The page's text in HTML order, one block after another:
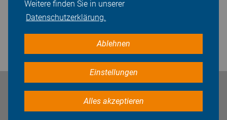
Weitere finden Sie in unserer
Datenschutzerklärung.
Ablehnen
Einstellungen
Alles akzeptieren
Bleiben Sie in Kontakt